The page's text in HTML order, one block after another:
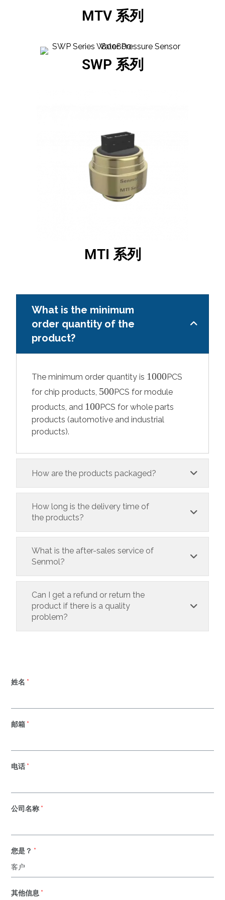
MTV 系列
SWP 系列
MTI 系列
What is the minimum
order quantity of the
product?
The minimum order quantity is 1000PCS
for chip products, 500PCS for module
products, and 100PCS for whole parts
products (automotive and industrial
products).
How are the products packaged?
How long is the delivery time of
the products?
What is the after-sales service of
Senmol?
Can I get a refund or return the
product if there is a quality
problem?
姓名 *
邮箱 *
电话 *
公司名称 *
您是？ *
其他信息 *